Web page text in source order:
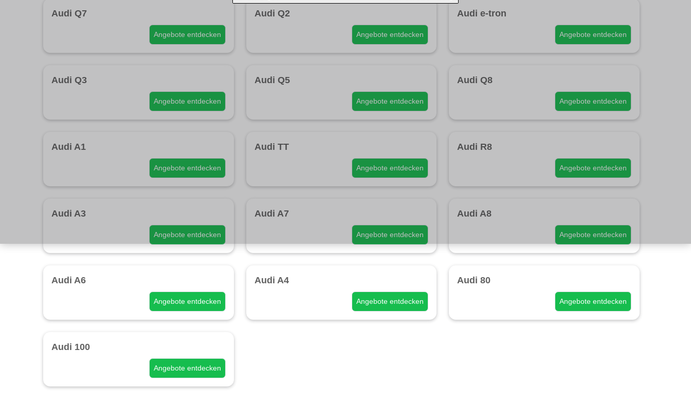
Audi Q7
Angebote entdecken
Audi Q2
Angebote entdecken
Audi e-tron
Angebote entdecken
Audi Q3
Angebote entdecken
Audi Q5
Angebote entdecken
Audi Q8
Angebote entdecken
Audi A1
Angebote entdecken
Audi TT
Angebote entdecken
Audi R8
Angebote entdecken
Audi A3
Angebote entdecken
Audi A7
Angebote entdecken
Audi A8
Angebote entdecken
Audi A6
Angebote entdecken
Audi A4
Angebote entdecken
Audi 80
Angebote entdecken
Audi 100
Angebote entdecken